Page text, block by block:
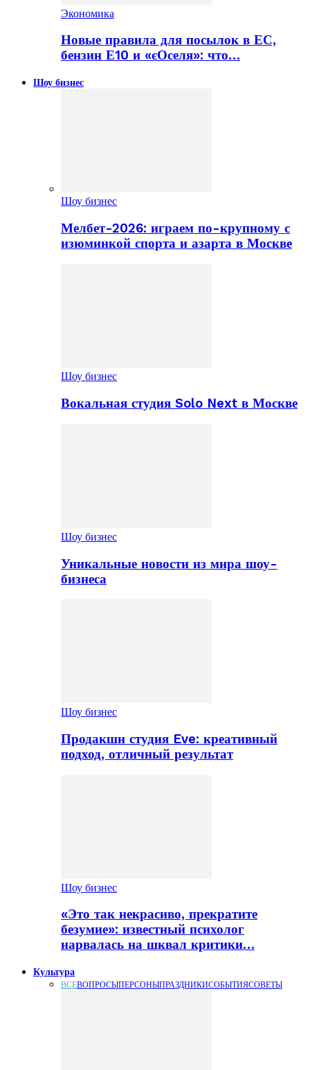
Экономика
Новые правила для посылок в ЕС,
бензин Е10 и «єОселя»: что…
Шоу бизнес
Шоу бизнес
Мелбет-2026: играем по-крупному с
изюминкой спорта и азарта в Москве
Шоу бизнес
Вокальная студия Solo Next в Москве
Шоу бизнес
Уникальные новости из мира шоу-
бизнеса
Шоу бизнес
Продакшн студия Eve: креативный
подход, отличный результат
Шоу бизнес
«Это так некрасиво, прекратите
безумие»: известный психолог
нарвалась на шквал критики…
Культура
ВСЕВОПРОСЫПЕРСОНЫПРАЗДНИКИСОБЫТИЯСОВЕТЫ